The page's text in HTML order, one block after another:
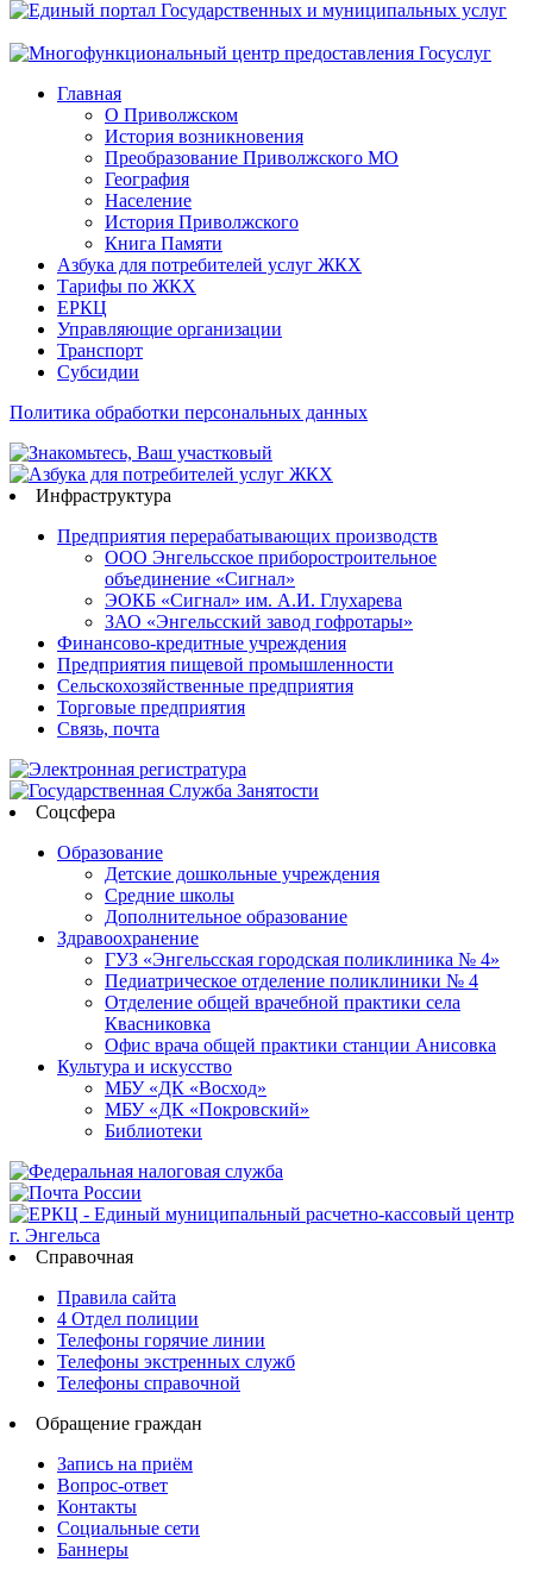
Главная
О Приволжском
История возникновения
Преобразование Приволжского МО
География
Население
История Приволжского
Книга Памяти
Азбука для потребителей услуг ЖКХ
Тарифы по ЖКХ
ЕРКЦ
Управляющие организации
Транспорт
Субсидии
Политика обработки персональных данных
Инфраструктура
Предприятия перерабатывающих производств
ООО Энгельсское приборостроительное
объединение «Сигнал»
ЭОКБ «Сигнал» им. А.И. Глухарева
ЗАО «Энгельсский завод гофротары»
Финансово-кредитные учреждения
Предприятия пищевой промышленности
Сельскохозяйственные предприятия
Торговые предприятия
Связь, почта
Соцсфера
Образование
Детские дошкольные учреждения
Средние школы
Дополнительное образование
Здравоохранение
ГУЗ «Энгельсская городская поликлиника № 4»
Педиатрическое отделение поликлиники № 4
Отделение общей врачебной практики села
Квасниковка
Офис врача общей практики станции Анисовка
Культура и искусство
МБУ «ДК «Восход»
МБУ «ДК «Покровский»
Библиотеки
Справочная
Правила сайта
4 Отдел полиции
Телефоны горячие линии
Телефоны экстренных служб
Телефоны справочной
Обращение граждан
Запись на приём
Вопрос-ответ
Контакты
Социальные сети
Баннеры